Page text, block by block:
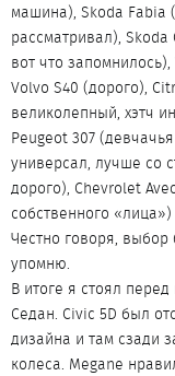
машина), Skoda Fabia
рассматривал),
вот что
Volvo S40 (дорого),
великолепный, хэтч
Peugeot 307
универсал, лучше со
дорого), Chevrolet
собственного «лица»)
Честно говоря,
упомню.
В итоге я стоял
Седан. Civic 5D был
дизайна и там сзади
колеса. Megane